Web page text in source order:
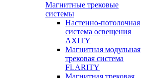
Магнитные трековые
системы
Настенно-потолочная
система освещения
AXITY
Магнитная модульная
трековая система
FLARITY
Магнитная трековая